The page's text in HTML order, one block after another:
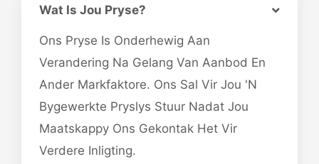
Wat Is Jou Pryse?
Ons Pryse Is Onderhewig Aan
Verandering Na Gelang Van Aanbod En
Ander Markfaktore. Ons Sal Vir Jou 'n
Bygewerkte Pryslys Stuur Nadat Jou
Maatskappy Ons Gekontak Het Vir
Verdere Inligting.